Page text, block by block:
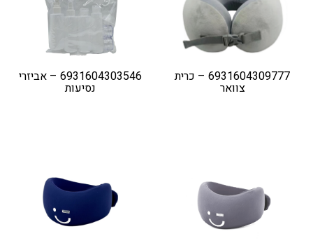
6931604309777 – כרית
צוואר
6931604303546 – אביזרי
נסיעות